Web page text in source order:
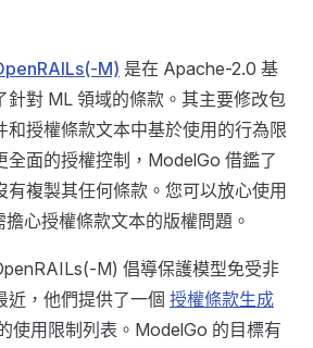
M) 是在 Apache-2.0 基
針對 ML 領域的條款。其主要修改包
和授權條款文本中基於使用的行為限
全面的授權控制，ModelGo 借鑑了
有複製其任何條款。您可以放心使用
心授權條款文本的版權問題。
M) 倡導保護模型免受非
近，他們提供了一個 授權條款生成
使用限制列表。ModelGo 的目標有